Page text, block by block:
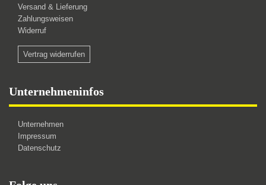
Versand & Lieferung
Zahlungsweisen
Widerruf
Vertrag widerrufen
Unternehmeninfos
Unternehmen
Impressum
Datenschutz